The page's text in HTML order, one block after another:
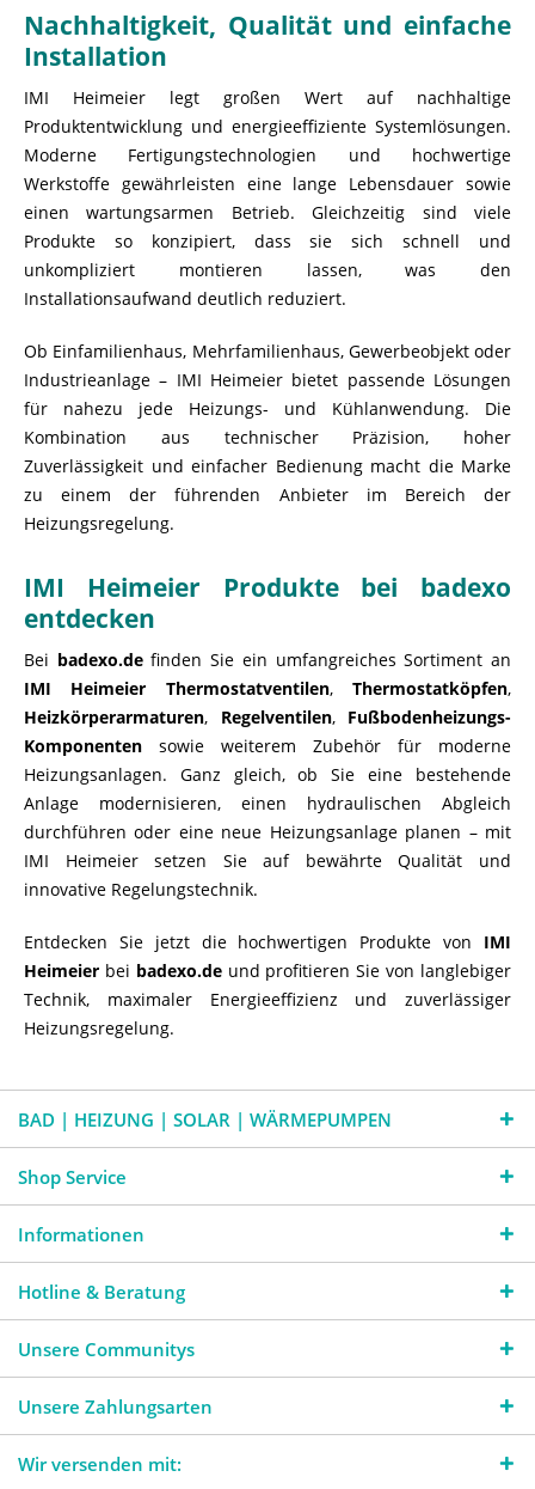
Nachhaltigkeit, Qualität und einfache
Installation
IMI Heimeier legt großen Wert auf nachhaltige
Produktentwicklung und energieeffiziente Systemlösungen.
Moderne Fertigungstechnologien und hochwertige
Werkstoffe gewährleisten eine lange Lebensdauer sowie
einen wartungsarmen Betrieb. Gleichzeitig sind viele
Produkte so konzipiert, dass sie sich schnell und
unkompliziert montieren lassen, was den
Installationsaufwand deutlich reduziert.
Ob Einfamilienhaus, Mehrfamilienhaus, Gewerbeobjekt oder
Industrieanlage – IMI Heimeier bietet passende Lösungen
für nahezu jede Heizungs- und Kühlanwendung. Die
Kombination aus technischer Präzision, hoher
Zuverlässigkeit und einfacher Bedienung macht die Marke
zu einem der führenden Anbieter im Bereich der
Heizungsregelung.
IMI Heimeier Produkte bei badexo
entdecken
Bei badexo.definden Sie ein umfangreiches Sortiment an
IMI Heimeier Thermostatventilen,Thermostatköpfen,
Heizkörperarmaturen, Regelventilen, Fußbodenheizungs-
Komponenten sowie weiterem Zubehör für moderne
Heizungsanlagen. Ganz gleich, ob Sie eine bestehende
Anlage modernisieren, einen hydraulischen Abgleich
durchführen oder eine neue Heizungsanlage planen – mit
IMI Heimeier setzen Sie auf bewährte Qualität und
innovative Regelungstechnik.
Entdecken Sie jetzt die hochwertigen Produkte von IMI
Heimeier bei badexo.deund profitieren Sie von langlebiger
Technik, maximaler Energieeffizienz und zuverlässiger
Heizungsregelung.
BAD | HEIZUNG | SOLAR | WÄRMEPUMPEN
Shop Service
Informationen
Hotline & Beratung
Unsere Communitys
Unsere Zahlungsarten
Wir versenden mit: